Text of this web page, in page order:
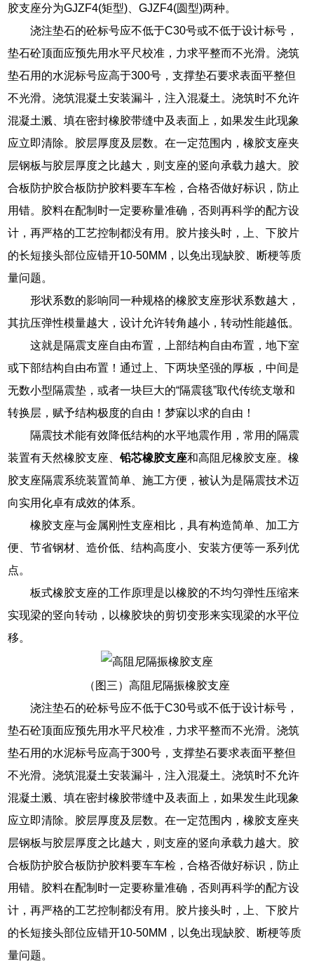
胶支座分为GJZF4(矩型)、GJZF4(圆型)两种。
浇注垫石的砼标号应不低于C30号或不低于设计标号，
垫石砼顶面应预先用水平尺校准，力求平整而不光滑。浇筑
垫石用的水泥标号应高于300号，支撑垫石要求表面平整但
不光滑。浇筑混凝土安装漏斗，注入混凝土。浇筑时不允许
混凝土溅、填在密封橡胶带缝中及表面上，如果发生此现象
应立即清除。胶层厚度及层数。在一定范围内，橡胶支座夹
层钢板与胶层厚度之比越大，则支座的竖向承载力越大。胶
合板防护胶合板防护胶料要车车检，合格否做好标识，防止
用错。胶料在配制时一定要称量准确，否则再科学的配方设
计，再严格的工艺控制都没有用。胶片接头时，上、下胶片
的长短接头部位应错开10-50MM，以免出现缺胶、断梗等质
量问题。
形状系数的影响同一种规格的橡胶支座形状系数越大，
其抗压弹性模量越大，设计允许转角越小，转动性能越低。
这就是隔震支座自由布置，上部结构自由布置，地下室
或下部结构自由布置！通过上、下两块坚强的厚板，中间是
无数小型隔震垫，或者一块巨大的“隔震毯”取代传统支墩和
转换层，赋予结构极度的自由！梦寐以求的自由！
隔震技术能有效降低结构的水平地震作用，常用的隔震
装置有天然橡胶支座、铅芯橡胶支座和高阻尼橡胶支座。橡
胶支座隔震系统装置简单、施工方便，被认为是隔震技术迈
向实用化卓有成效的体系。
橡胶支座与金属刚性支座相比，具有构造简单、加工方
便、节省钢材、造价低、结构高度小、安装方便等一系列优
点。
板式橡胶支座的工作原理是以橡胶的不均匀弹性压缩来
实现梁的竖向转动，以橡胶块的剪切变形来实现梁的水平位
移。
（图三）高阻尼隔振橡胶支座
浇注垫石的砼标号应不低于C30号或不低于设计标号，
垫石砼顶面应预先用水平尺校准，力求平整而不光滑。浇筑
垫石用的水泥标号应高于300号，支撑垫石要求表面平整但
不光滑。浇筑混凝土安装漏斗，注入混凝土。浇筑时不允许
混凝土溅、填在密封橡胶带缝中及表面上，如果发生此现象
应立即清除。胶层厚度及层数。在一定范围内，橡胶支座夹
层钢板与胶层厚度之比越大，则支座的竖向承载力越大。胶
合板防护胶合板防护胶料要车车检，合格否做好标识，防止
用错。胶料在配制时一定要称量准确，否则再科学的配方设
计，再严格的工艺控制都没有用。胶片接头时，上、下胶片
的长短接头部位应错开10-50MM，以免出现缺胶、断梗等质
量问题。